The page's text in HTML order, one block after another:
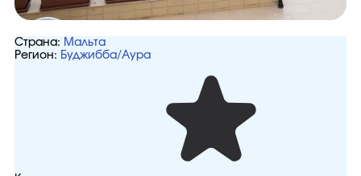
Страна: Мальта
Регион: Буджибба/Аура